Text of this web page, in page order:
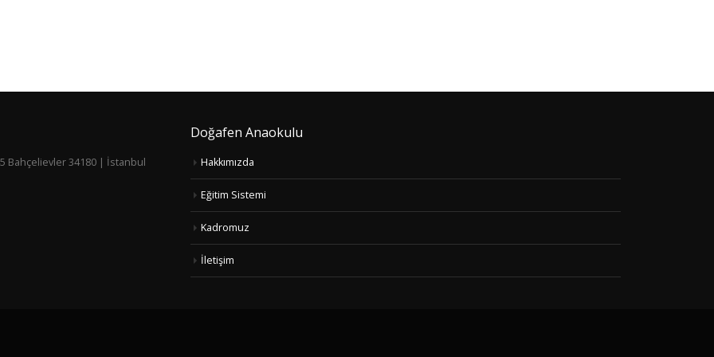
Bahçelievler 34180 | İstanbul
Doğafen Anaokulu
Hakkımızda
Eğitim Sistemi
Kadromuz
İletişim